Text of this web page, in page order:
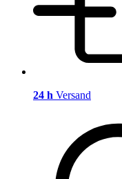
24 h Versand